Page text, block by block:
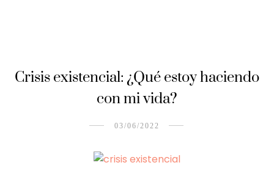
Crisis existencial: ¿Qué estoy haciendo
con mi vida?
03/06/2022